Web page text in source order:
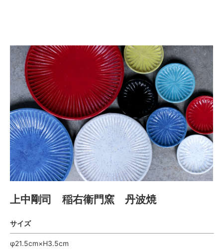
上中剛司 稲右衞門窯 丹波焼
サイズ
φ21.5cm×H3.5cm